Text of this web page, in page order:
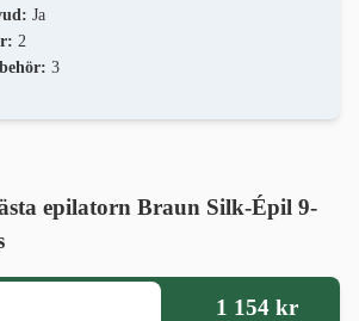
Ja
2
3
epilatorn Braun Silk-Épil 9-
1 154 kr